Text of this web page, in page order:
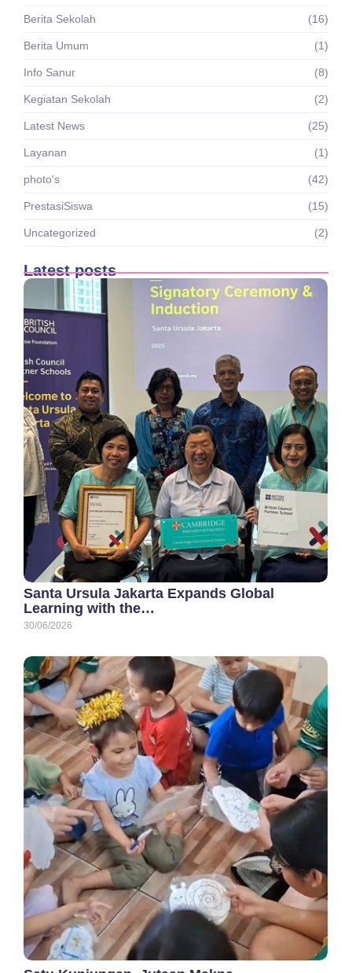
Berita Sekolah (16)
Berita Umum (1)
Info Sanur (8)
Kegiatan Sekolah (2)
Latest News (25)
Layanan (1)
photo's (42)
PrestasiSiswa (15)
Uncategorized (2)
Latest posts
Santa Ursula Jakarta Expands Global
Learning with the…
30/06/2026